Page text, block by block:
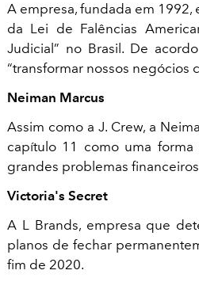
A empresa, fundada em
da Lei de Falências
Judicial” no Brasil. De
“transformar nossos negócios
Neiman Marcus
Assim como a J. Crew, a
capítulo 11 como uma
grandes problemas
Victoria's Secret
A L Brands, empresa que
planos de fechar
fim de 2020.